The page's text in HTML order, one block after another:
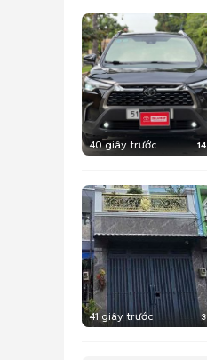
40 giây trước 14
41 giây trước 3